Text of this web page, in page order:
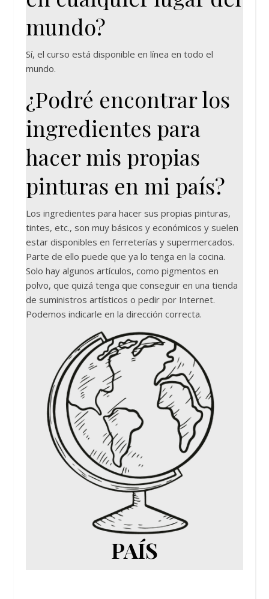
mundo?
Sí, el curso está disponible en línea en todo el
mundo.
¿Podré encontrar los
ingredientes para
hacer mis propias
pinturas en mi país?
Los ingredientes para hacer sus propias pinturas,
tintes, etc., son muy básicos y económicos y suelen
estar disponibles en ferreterías y supermercados.
Parte de ello puede que ya lo tenga en la cocina.
Solo hay algunos artículos, como pigmentos en
polvo, que quizá tenga que conseguir en una tienda
de suministros artísticos o pedir por Internet.
Podemos indicarle en la dirección correcta.
PAÍS